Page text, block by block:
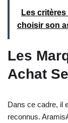
Les
choisir son
Les
Achat
Dans ce cadre, il
reconnus.